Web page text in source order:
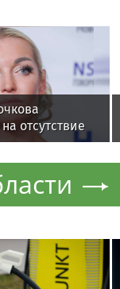
отсутствие
затопленную